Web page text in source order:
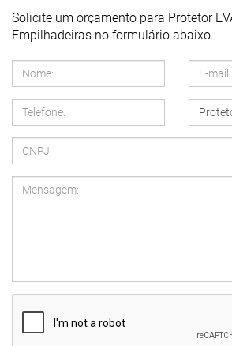
Solicite um orçamento para Protetor
Empilhadeiras no formulário abaixo.